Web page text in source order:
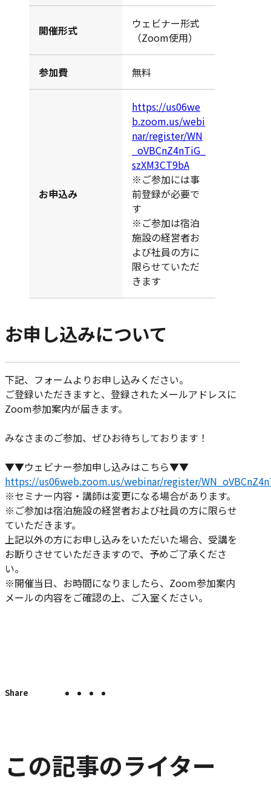
開催形式
ウェビナー形式
（Zoom使用）
参加費 無料
お申込み
https://us06we
b.zoom.us/webi
nar/register/WN
_oVBCnZ4nTiG_
szXM3CT9bA
※ご参加には事
前登録が必要で
す
※ご参加は宿泊
施設の経営者お
よび社員の方に
限らせていただ
きます
お申し込みについて
下記、フォームよりお申し込みください。
ご登録いただきますと、登録されたメールアドレスに
Zoom参加案内が届きます。
みなさまのご参加、ぜひお待ちしております！
▼▼ウェビナー参加申し込みはこちら▼▼
https://us06web.zoom.us/webinar/register/
※セミナー内容・講師は変更になる場合があります。
※ご参加は宿泊施設の経営者および社員の方に限らせ
ていただきます。
上記以外の方にお申し込みをいただいた場合、受講を
お断りさせていただきますので、予めご了承くださ
い。
※開催当日、お時間になりましたら、Zoom参加案内
メールの内容をご確認の上、ご入室ください。
SNS
で
X
ア
Facebook
LINE
リ
ー
この記事のライター